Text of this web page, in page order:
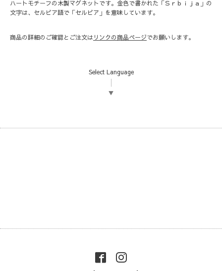
ハートモチーフの木製マグネットです。金色で書かれた「Ｓｒｂｉｊａ」の
文字は、セルビア語で「セルビア」を意味しています。
商品の詳細のご確認とご注文は リンクの商品ページでお願いします。
Select Language
▼